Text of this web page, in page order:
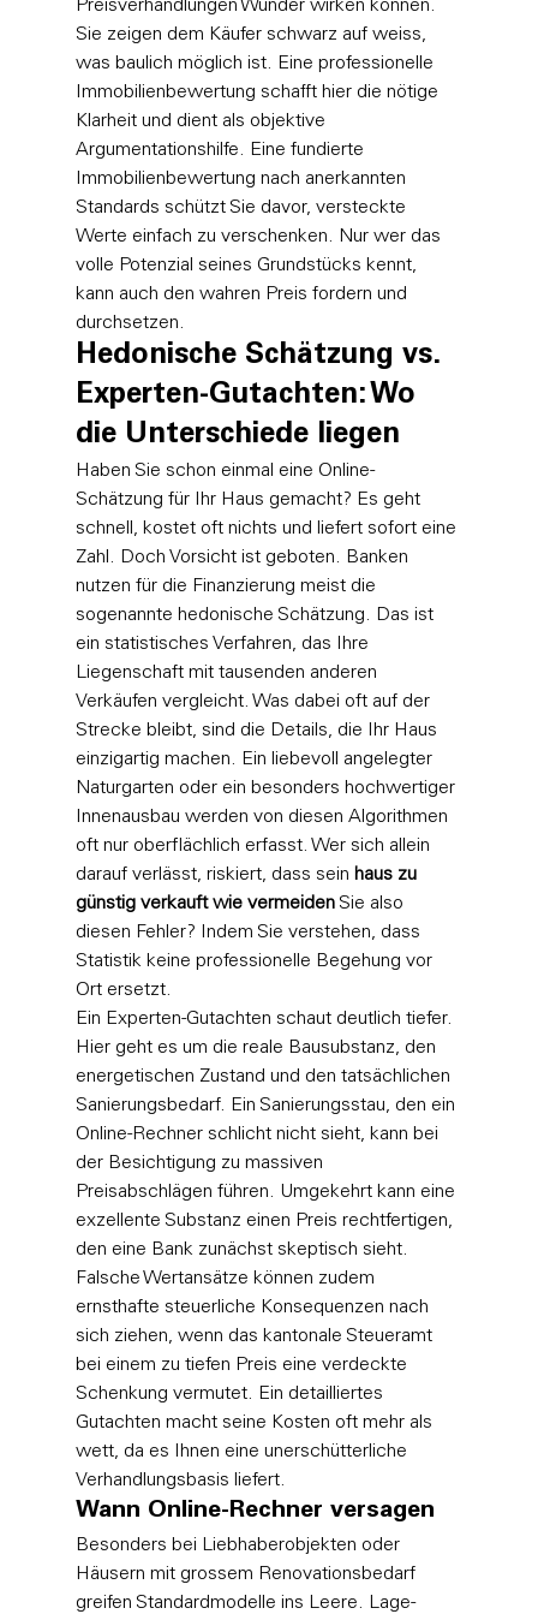
Preisverhandlungen Wunder wirken können.
Sie zeigen dem Käufer schwarz auf weiss,
was baulich möglich ist. Eine professionelle
Immobilienbewertung schafft hier die nötige
Klarheit und dient als objektive
Argumentationshilfe. Eine fundierte
Immobilienbewertung nach anerkannten
Standards schützt Sie davor, versteckte
Werte einfach zu verschenken. Nur wer das
volle Potenzial seines Grundstücks kennt,
kann auch den wahren Preis fordern und
durchsetzen.
Hedonische Schätzung vs.
Experten-Gutachten: Wo
die Unterschiede liegen
Haben Sie schon einmal eine Online-
Schätzung für Ihr Haus gemacht? Es geht
schnell, kostet oft nichts und liefert sofort eine
Zahl. Doch Vorsicht ist geboten. Banken
nutzen für die Finanzierung meist die
sogenannte hedonische Schätzung. Das ist
ein statistisches Verfahren, das Ihre
Liegenschaft mit tausenden anderen
Verkäufen vergleicht. Was dabei oft auf der
Strecke bleibt, sind die Details, die Ihr Haus
einzigartig machen. Ein liebevoll angelegter
Naturgarten oder ein besonders hochwertiger
Innenausbau werden von diesen Algorithmen
oft nur oberflächlich erfasst. Wer sich allein
darauf verlässt, riskiert, dass sein haus zu
günstig verkauft wie vermeiden Sie also
diesen Fehler? Indem Sie verstehen, dass
Statistik keine professionelle Begehung vor
Ort ersetzt.
Ein Experten-Gutachten schaut deutlich tiefer.
Hier geht es um die reale Bausubstanz, den
energetischen Zustand und den tatsächlichen
Sanierungsbedarf. Ein Sanierungsstau, den ein
Online-Rechner schlicht nicht sieht, kann bei
der Besichtigung zu massiven
Preisabschlägen führen. Umgekehrt kann eine
exzellente Substanz einen Preis rechtfertigen,
den eine Bank zunächst skeptisch sieht.
Falsche Wertansätze können zudem
ernsthafte steuerliche Konsequenzen nach
sich ziehen, wenn das kantonale Steueramt
bei einem zu tiefen Preis eine verdeckte
Schenkung vermutet. Ein detailliertes
Gutachten macht seine Kosten oft mehr als
wett, da es Ihnen eine unerschütterliche
Verhandlungsbasis liefert.
Wann Online-Rechner versagen
Besonders bei Liebhaberobjekten oder
Häusern mit grossem Renovationsbedarf
greifen Standardmodelle ins Leere. Lage-